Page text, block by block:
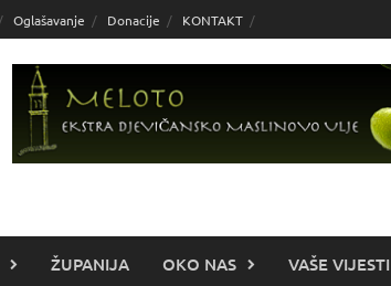
Oglašavanje Donacije KONTAKT
ŽUPANIJA OKO NAS VAŠE VIJESTI